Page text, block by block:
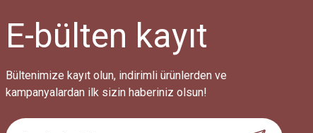
E-bülten kayıt
Bültenimize kayıt olun, indirimli ürünlerden ve
kampanyalardan ilk sizin haberiniz olsun!